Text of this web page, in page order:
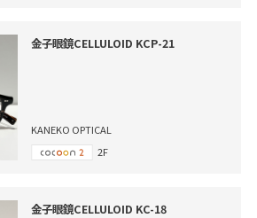
金子眼鏡CELLULOID KCP-21
KANEKO OPTICAL
2F
金子眼鏡CELLULOID KC-18